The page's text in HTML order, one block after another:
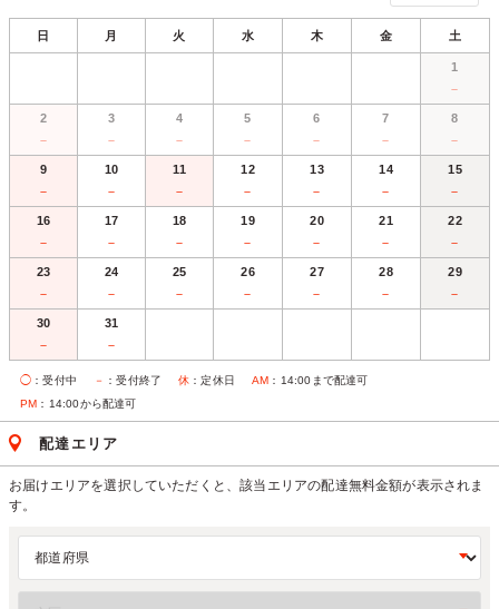
日 月 火 水 木 金 土
1
－
2
－
3
－
4
－
5
－
6
－
7
－
8
－
9
－
10
－
11
－
12
－
13
－
14
－
15
－
16
－
17
－
18
－
19
－
20
－
21
－
22
－
23
－
24
－
25
－
26
－
27
－
28
－
29
－
30
－
31
－
◯ ：受付中 － ：受付終了 休 ：定休日 AM ：14:00まで配達可
PM ：14:00から配達可
配達エリア
お届けエリアを選択していただくと、該当エリアの配達無料金額が表示されま
す。